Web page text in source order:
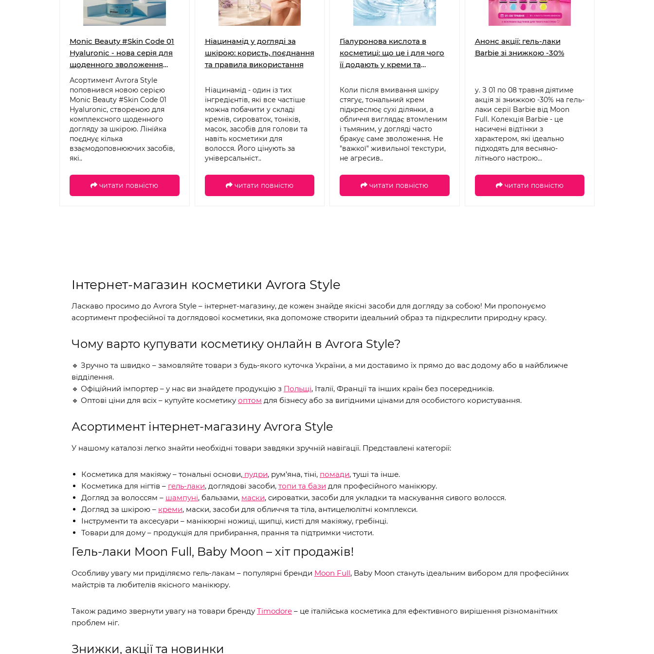
Monic Beauty #Skin Code 01
Hyaluronic - нова серія для
щоденного зволоження
шкіри
Асортимент Avrora Style
поповнився новою серією
Monic Beauty #Skin Code 01
Hyaluronic, створеною для
комплексного щоденного
догляду за шкірою. Лінійка
поєднує кілька
взаємодоповнюючих засобів,
які..
читати повністю
Ніацинамід у догляді за
шкірою: користь, поєднання
та правила використання
Ніацинамід - один із тих
інгредієнтів, які все частіше
можна побачити у складі
кремів, сироваток, тоніків,
масок, засобів для голови та
навіть косметики для
волосся. Його цінують за
універсальніст..
читати повністю
Гіалуронова кислота в
косметиці: що це і для чого
її додають у креми та
Коли після вмивання шкіру
стягує, тональний крем
підкреслює сухі ділянки, а
обличчя виглядає втомленим
і тьмяним, у догляді часто
бракує саме зволоження. Не
"важкої" живильної текстури,
не агресив..
читати повністю
Анонс акції: гель-лаки
Barbie зі знижкою -30%
у. З 01 по 08 травня діятиме
акція зі знижкою -30% на гель-
лаки серії Barbie від Moon
Full. Колекція Barbie - це
насичені відтінки з
характером, які ідеально
підходять для весняно-
літнього настрою...
читати повністю
Інтернет-магазин косметики Avrora Style
Ласкаво просимо до Avrora Style – інтернет-магазину, де кожен знайде якісні засоби для догляду за собою! Ми пропонуємо
асортимент професійної та доглядової косметики, яка допоможе створити ідеальний образ та підкреслити природну красу.
Чому варто купувати косметику онлайн в Avrora Style?
🔹 Зручно та швидко – замовляйте товари з будь-якого куточка України, а ми доставимо їх прямо до вас додому або в найближче
відділення.
🔹 Офіційний імпортер – у нас ви знайдете продукцію з Польщі, Італії, Франції та інших країн без посередників.
🔹 Оптові ціни для всіх – купуйте косметику оптом для бізнесу або за вигідними цінами для особистого користування.
Асортимент інтернет-магазину Avrora Style
У нашому каталозі легко знайти необхідні товари завдяки зручній навігації. Представлені категорії:
Косметика для макіяжу – тональні основи, пудри, рум’яна, тіні, помади, туші та інше.
Косметика для нігтів – гель-лаки, доглядові засоби, топи та бази для професійного манікюру.
Догляд за волоссям – шампуні, бальзами, маски, сироватки, засоби для укладки та маскування сивого волосся.
Догляд за шкірою – креми, маски, засоби для обличчя та тіла, антицелюлітні комплекси.
Інструменти та аксесуари – манікюрні ножиці, щипці, кисті для макіяжу, гребінці.
Товари для дому – продукція для прибирання, прання та підтримки чистоти.
Гель-лаки Moon Full, Baby Moon – хіт продажів!
Особливу увагу ми приділяємо гель-лакам – популярні бренди Moon Full, Baby Moon стануть ідеальним вибором для професійних
майстрів та любителів якісного манікюру.
Також радимо звернути увагу на товари бренду Timodore – це італійська косметика для ефективного вирішення різноманітних
проблем ніг.
Знижки, акції та новинки